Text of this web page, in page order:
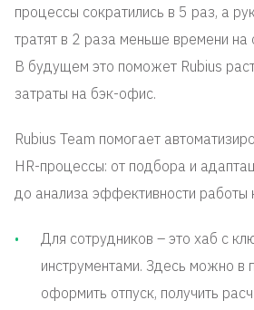
процессы сократились в 5 раз, а
тратят в 2 раза меньше времени на
В будущем это поможет Rubius
затраты на бэк-офис.
Rubius Team помогает
HR-процессы: от подбора и
до анализа эффективности работы
Для сотрудников – это хаб с
инструментами. Здесь можно в
оформить отпуск, получить